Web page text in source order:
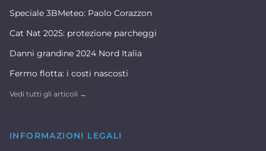
Speciale 3BMeteo: Paolo Corazzon
Cat Nat 2025: protezione parcheggi
Danni grandine 2024 Nord Italia
Fermo flotta: i costi nascosti
Vedi tutti gli articoli →
INFORMAZIONI LEGALI